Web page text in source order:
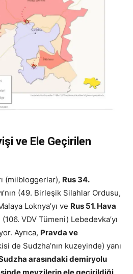
ve Ele Geçirilen
(milbloggerlar), Rus 34.
’nın (49. Birleşik Silahlar Ordusu,
Loknya’yı ve Rus 51. Hava
(106. VDV Tümeni) Lebedevka’yı
Ayrıca, Pravda ve
de Sudzha’nın kuzeyinde) yanı
arasındaki demiryolu
mevzilerin ele geçirildiği